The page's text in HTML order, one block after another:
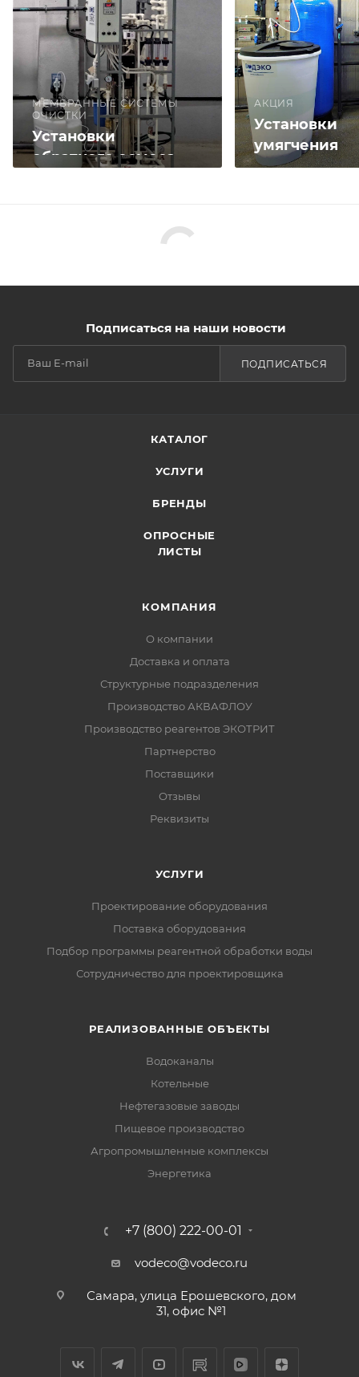
МЕМБРАННЫЕ СИСТЕМЫ
ОЧИСТКИ
Установки
обратного осмоса
АКЦИЯ
Установки
умягчения
Подписаться на наши новости
ПОДПИСАТЬСЯ
КАТАЛОГ
УСЛУГИ
БРЕНДЫ
ОПРОСНЫЕ
ЛИСТЫ
КОМПАНИЯ
О компании
Доставка и оплата
Структурные подразделения
Производство АКВАФЛОУ
Производство реагентов ЭКОТРИТ
Партнерство
Поставщики
Отзывы
Реквизиты
УСЛУГИ
Проектирование оборудования
Поставка оборудования
Подбор программы реагентной обработки воды
Сотрудничество для проектировщика
РЕАЛИЗОВАННЫЕ ОБЪЕКТЫ
Водоканалы
Котельные
Нефтегазовые заводы
Пищевое производство
Агропромышленные комплексы
Энергетика
+7 (800) 222-00-01
vodeco@vodeco.ru
Самара, улица Ерошевского, дом
31, офис №1